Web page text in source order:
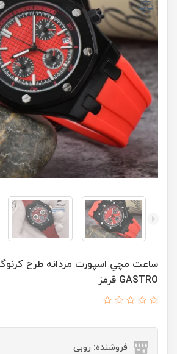
ساعت مچي اسپورت مردانه طرح
GASTRO قرمز
فروشنده: روبی